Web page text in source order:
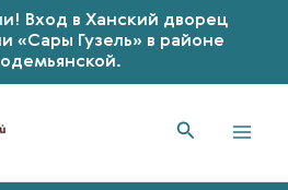
Вход в Ханский дворец
«Сары Гузель» в районе